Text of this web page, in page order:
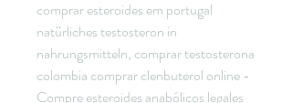
comprar esteroides em portugal
natürliches testosteron in
nahrungsmitteln, comprar testosterona
colombia comprar clenbuterol online -
Compre esteroides anabólicos legales